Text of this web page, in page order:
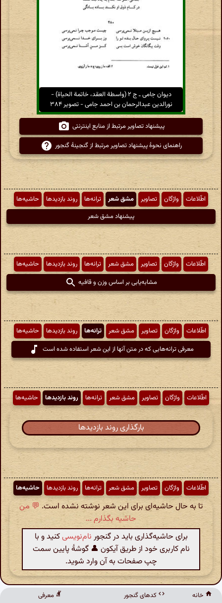
دیوان جامی ـ ج ۲ (واسطة العقد، خاتمة الحیاة) -
نورالدین عبدالرحمان بن احمد جامی - تصویر ۳۸۴
پیشنهاد تصاویر مرتبط از منابع اینترنتی
راهنمای نحوهٔ پیشنهاد تصاویر مرتبط از گنجینهٔ گنجور
اطّلاعات واژگان تصاویر مشق شعر ترانه‌ها روند بازدیدها
حاشیه‌ها
پیشنهاد مشق شعر
اطّلاعات واژگان تصاویر مشق شعر ترانه‌ها روند بازدیدها
حاشیه‌ها
مشابه‌یابی بر اساس وزن و قافیه
اطّلاعات واژگان تصاویر مشق شعر ترانه‌ها روند بازدیدها
حاشیه‌ها
معرفی ترانه‌هایی که در متن آنها از این شعر استفاده شده است
اطّلاعات واژگان تصاویر مشق شعر ترانه‌ها روند بازدیدها حاشیه‌ها
بارگذاری روند بازدیدها
اطّلاعات واژگان تصاویر مشق شعر ترانه‌ها روند بازدیدها حاشیه‌ها
تا به حال حاشیه‌ای برای این شعر نوشته نشده است. 💬 من
حاشیه بگذارم ...
برای حاشیه‌گذاری باید در گنجور نام‌نویسیکنید و با
نام کاربری خود از طریق آیکون 👤 گوشهٔ پایین سمت
چپ صفحات به آن وارد شوید.
خانه کدهای گنجور معرفی